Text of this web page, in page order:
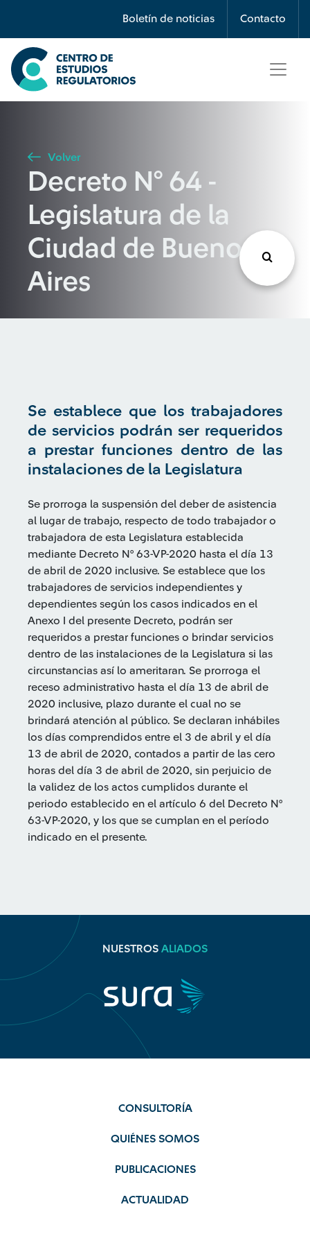
Boletín de noticias Contacto
Búsqueda
Seleccione país
Buscar
Volver
Decreto N° 64 -
Legislatura de la
Ciudad de Buenos
Aires
Se establece que los trabajadores
de servicios podrán ser requeridos
a prestar funciones dentro de las
instalaciones de la Legislatura
Se prorroga la suspensión del deber de asistencia
al lugar de trabajo, respecto de todo trabajador o
trabajadora de esta Legislatura establecida
mediante Decreto N° 63-VP-2020 hasta el día 13
de abril de 2020 inclusive. Se establece que los
trabajadores de servicios independientes y
dependientes según los casos indicados en el
Anexo I del presente Decreto, podrán ser
requeridos a prestar funciones o brindar servicios
dentro de las instalaciones de la Legislatura si las
circunstancias así lo ameritaran. Se prorroga el
receso administrativo hasta el día 13 de abril de
2020 inclusive, plazo durante el cual no se
brindará atención al público. Se declaran inhábiles
los días comprendidos entre el 3 de abril y el día
13 de abril de 2020, contados a partir de las cero
horas del día 3 de abril de 2020, sin perjuicio de
la validez de los actos cumplidos durante el
periodo establecido en el artículo 6 del Decreto N°
63-VP-2020, y los que se cumplan en el período
indicado en el presente.
NUESTROS ALIADOS
CONSULTORÍA
QUIÉNES SOMOS
PUBLICACIONES
ACTUALIDAD